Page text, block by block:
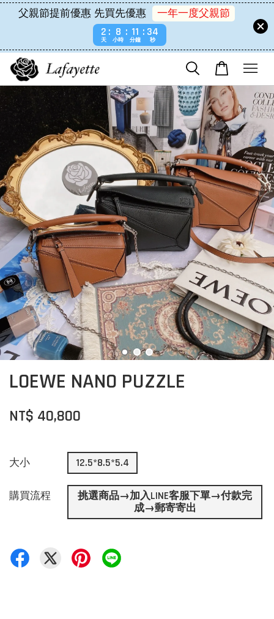
父親節提前優惠 先買先優惠
一年一度父親節
2
天
8
小時
11
分鐘
34
秒
LOEWE NANO PUZZLE
NT$ 40,800
大小 12.5*8.5*5.4
購買流程
挑選商品→加入LINE客服下單→付款完
成→郵寄寄出